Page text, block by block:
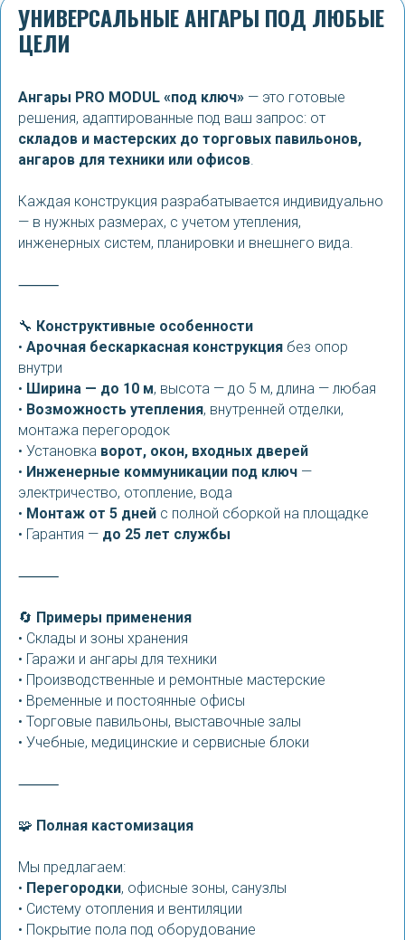
УНИВЕРСАЛЬНЫЕ АНГАРЫ ПОД ЛЮБЫЕ
ЦЕЛИ
Ангары PRO MODUL «под ключ» — это готовые
решения, адаптированные под ваш запрос: от
складов и мастерских до торговых павильонов,
ангаров для техники или офисов.
Каждая конструкция разрабатывается индивидуально
— в нужных размерах, с учетом утепления,
инженерных систем, планировки и внешнего вида.
⸻
🔧 Конструктивные особенности
• Арочная бескаркасная конструкция без опор
внутри
• Ширина — до 10 м, высота — до 5 м, длина — любая
• Возможность утепления, внутренней отделки,
монтажа перегородок
• Установка ворот, окон, входных дверей
• Инженерные коммуникации под ключ —
электричество, отопление, вода
• Монтаж от 5 дней с полной сборкой на площадке
• Гарантия — до 25 лет службы
⸻
🔄 Примеры применения
• Склады и зоны хранения
• Гаражи и ангары для техники
• Производственные и ремонтные мастерские
• Временные и постоянные офисы
• Торговые павильоны, выставочные залы
• Учебные, медицинские и сервисные блоки
⸻
🧩 Полная кастомизация
Мы предлагаем:
• Перегородки, офисные зоны, санузлы
• Систему отопления и вентиляции
• Покрытие пола под оборудование